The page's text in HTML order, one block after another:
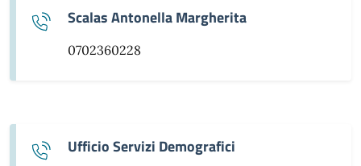
Scalas Antonella Margherita
0702360228
Ufficio Servizi Demografici